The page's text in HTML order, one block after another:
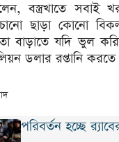
বস্ত্রখাতে সবাই
ছাড়া কোনো
বাড়াতে যদি ভুল
ডলার রপ্তানি করতে
পরিবর্তন হচ্ছে